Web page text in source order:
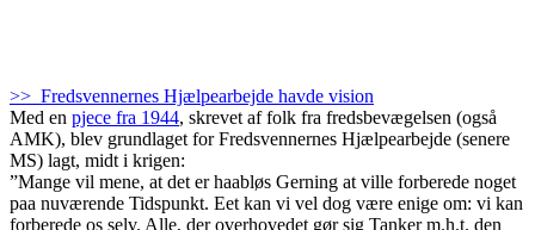
>> Fredsvennernes Hjælpearbejde havde vision
Med en pjece fra 1944, skrevet af folk fra fredsbevægelsen (også
AMK), blev grundlaget for Fredsvennernes Hjælpearbejde (senere
MS) lagt, midt i krigen:
”Mange vil mene, at det er haabløs Gerning at ville forberede noget
paa nuværende Tidspunkt. Eet kan vi vel dog være enige om: vi kan
forberede os selv. Alle, der overhovedet gør sig Tanker m.h.t. den